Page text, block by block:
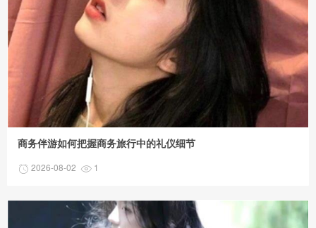
商务伴游如何把握商务旅行中的礼仪细节
2026-08-02 1